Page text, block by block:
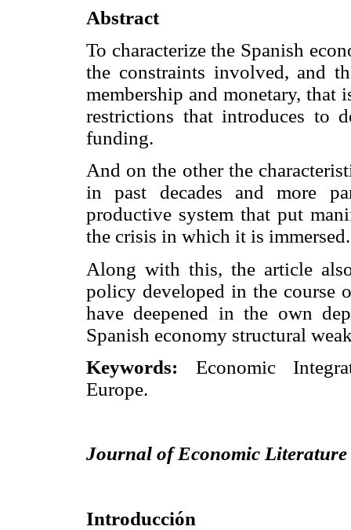
Abstract
To characterize the Spanish
the constraints involved, and
membership and monetary, that
restrictions that introduces to
funding.
And on the other the
in past decades and more
productive system that put
the crisis in which it is immersed.
Along with this, the article
policy developed in the course
have deepened in the own
Spanish economy structural
Keywords: Economic
Europe.
Journal of Economic Literature
Introducción